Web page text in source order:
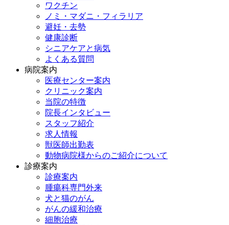
ワクチン
ノミ・マダニ・フィラリア
避妊・去勢
健康診断
シニアケアと病気
よくある質問
病院案内
医療センター案内
クリニック案内
当院の特徴
院長インタビュー
スタッフ紹介
求人情報
獣医師出勤表
動物病院様からのご紹介について
診療案内
診療案内
腫瘍科専門外来
犬と猫のがん
がんの緩和治療
細胞治療